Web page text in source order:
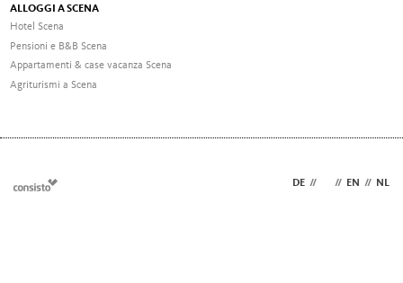
ALLOGGI A SCENA
Hotel Scena
Pensioni e B&B Scena
Appartamenti & case vacanza Scena
Agriturismi a Scena
DE // // EN // NL